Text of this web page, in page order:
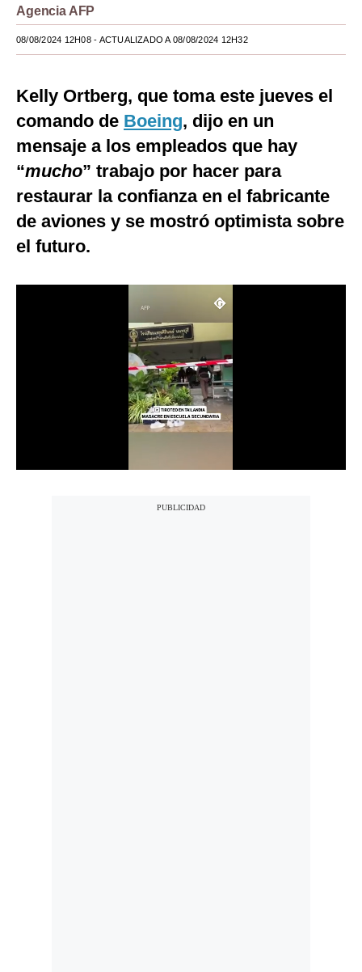
Viajes
Moda
Mundo
México
España
Agencia AFP
08/08/2024 12H08- ACTUALIZADO A 08/08/2024 12H32
Kelly Ortberg, que toma este jueves el
comando de Boeing, dijo en un
mensaje a los empleados que hay
“mucho” trabajo por hacer para
restaurar la confianza en el fabricante
de aviones y se mostró optimista sobre
el futuro.